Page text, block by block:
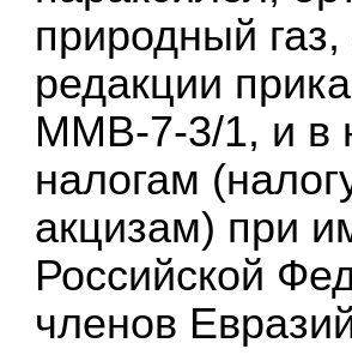
природный
редакции
ММВ-7-3/1, и в
налогам
акцизам) при
Российской
членов